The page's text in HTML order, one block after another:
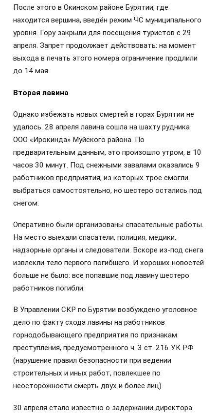
После этого в Окинском районе Бурятии, где
находится вершина, введён режим ЧС муниципального
уровня. Гору закрыли для посещения туристов с 29
апреля. Запрет продолжает действовать: на момент
выхода в печать этого номера ограничение продлили
до 14 мая.
Вторая лавина
Однако избежать новых смертей в горах Бурятии не
удалось. 28 апреля лавина сошла на шахту рудника
ООО «Ирокинда» Муйского района. По
предварительным данным, это произошло утром, в 10
часов 30 минут. Под снежными завалами оказались 9
работников предприятия, из которых трое смогли
выбраться самостоятельно, но шестеро остались под
снегом.
Оперативно были организованы спасательные работы.
На место выехали спасатели, полиция, медики,
надзорные органы и следователи. Вскоре из-под снега
извлекли тело первого погибшего. И хороших новостей
больше не было: все попавшие под лавину шестеро
работников погибли.
В Управлении СКР по Бурятии возбуждено уголовное
дело по факту схода лавины на работников
горнодобывающего предприятия по признакам
преступления, предусмотренного ч. 3 ст. 216 УК РФ
(нарушение правил безопасности при ведении
строительных и иных работ, повлекшее по
неосторожности смерть двух и более лиц).
30 апреля стало известно о задержании директора